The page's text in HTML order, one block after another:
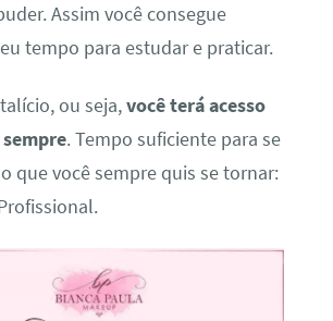
Assim você consegue
tempo para estudar e praticar.
ou seja,você terá acesso
. Tempo suficiente para se
que você sempre quis se tornar: